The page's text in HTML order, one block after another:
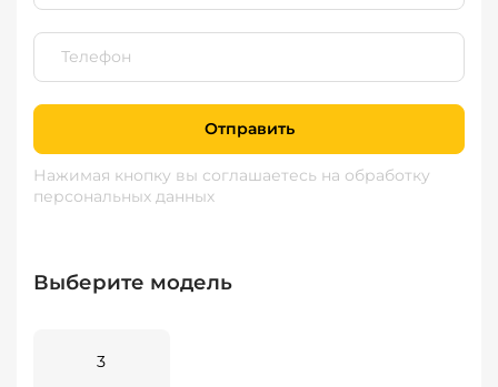
Отправить
Нажимая кнопку вы соглашаетесь на обработку
персональных данных
Выберите модель
3